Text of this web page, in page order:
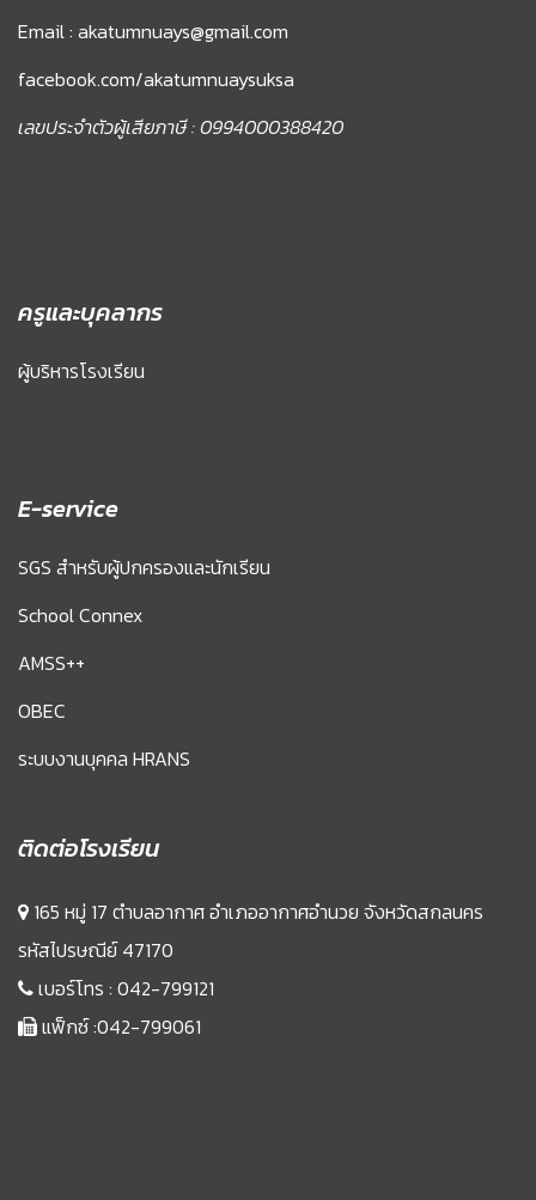
Email : akatumnuays@gmail.com
facebook.com/akatumnuaysuksa
เลขประจำตัวผู้เสียภาษี : 0994000388420
ครูและบุคลากร
ผู้บริหารโรงเรียน
E-service
SGS สำหรับผู้ปกครองและนักเรียน
School Connex
AMSS++
OBEC
ระบบงานบุคคล HRANS
ติดต่อโรงเรียน
165 หมู่ 17 ตำบลอากาศ อำเภออากาศอำนวย จังหวัดสกลนคร
รหัสไปรษณีย์ 47170
เบอร์โทร : 042-799121
แฟ็กซ์ :042-799061